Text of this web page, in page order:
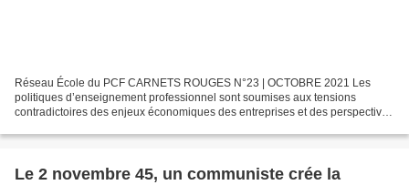
Réseau École du PCF CARNETS ROUGES N°23 | OCTOBRE 2021 Les
politiques d’enseignement professionnel sont soumises aux tensions
contradictoires des enjeux économiques des entreprises et des perspectives
Le 2 novembre 45, un communiste crée la